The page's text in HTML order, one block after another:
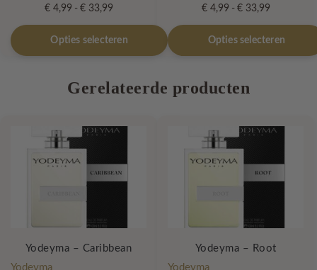
€4,99 - €33,99Prijsklasse:
€ 4,99
tot
€ 33,99
Opties selecteren
Dit
product
€4,99 - €33,99Prijsklasse:
€ 4,99
tot
€ 33,99
Opties selecteren
Dit
product
meerdere
Gerelateerde producten
Yodeyma – Caribbean
Yodeyma
Yodeyma – Root
Yodeyma